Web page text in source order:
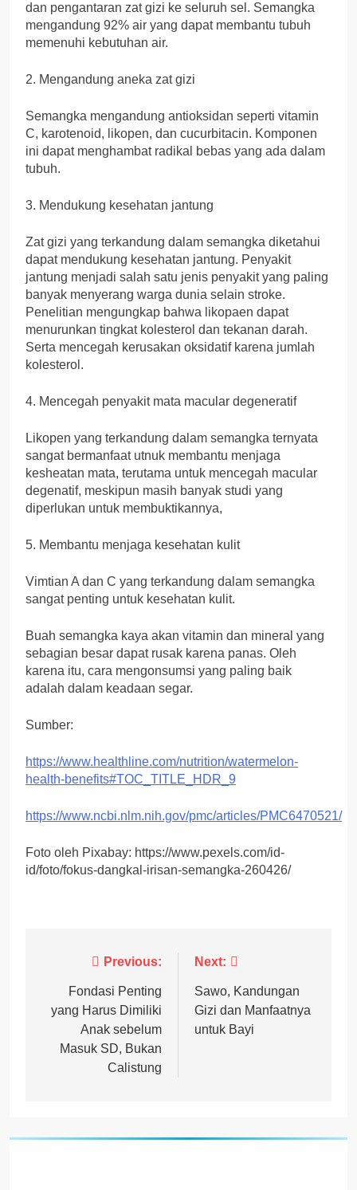
dan pengantaran zat gizi ke seluruh sel. Semangka
mengandung 92% air yang dapat membantu tubuh
memenuhi kebutuhan air.
2. Mengandung aneka zat gizi
Semangka mengandung antioksidan seperti vitamin
C, karotenoid, likopen, dan cucurbitacin. Komponen
ini dapat menghambat radikal bebas yang ada dalam
tubuh.
3. Mendukung kesehatan jantung
Zat gizi yang terkandung dalam semangka diketahui
dapat mendukung kesehatan jantung. Penyakit
jantung menjadi salah satu jenis penyakit yang paling
banyak menyerang warga dunia selain stroke.
Penelitian mengungkap bahwa likopaen dapat
menurunkan tingkat kolesterol dan tekanan darah.
Serta mencegah kerusakan oksidatif karena jumlah
kolesterol.
4. Mencegah penyakit mata macular degeneratif
Likopen yang terkandung dalam semangka ternyata
sangat bermanfaat utnuk membantu menjaga
kesheatan mata, terutama untuk mencegah macular
degenatif, meskipun masih banyak studi yang
diperlukan untuk membuktikannya,
5. Membantu menjaga kesehatan kulit
Vimtian A dan C yang terkandung dalam semangka
sangat penting untuk kesehatan kulit.
Buah semangka kaya akan vitamin dan mineral yang
sebagian besar dapat rusak karena panas. Oleh
karena itu, cara mengonsumsi yang paling baik
adalah dalam keadaan segar.
Sumber:
https://www.healthline.com/nutrition/watermelon-
health-benefits#TOC_TITLE_HDR_9
https://www.ncbi.nlm.nih.gov/pmc/articles/PMC6470521/
Foto oleh Pixabay: https://www.pexels.com/id-
id/foto/fokus-dangkal-irisan-semangka-260426/
navigation
Previous:
Fondasi Penting
yang Harus Dimiliki
Anak sebelum
Masuk SD, Bukan
Calistung
Next:
Sawo, Kandungan
Gizi dan Manfaatnya
untuk Bayi